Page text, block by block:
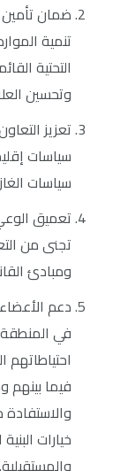
ضمان
تنمية
التحتية
وتحسين
تعزيز
سياسات
سياسات
تعميق
تجنى من
ومبادئ
دعم
في
احتياطاتهم
فيما بينهم
والاستفادة
خيارات
والمستقبلية.